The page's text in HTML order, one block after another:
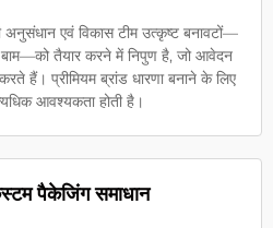
अनुसंधान एवं विकास टीम उत्कृष्ट बनावटों—
बाम—को तैयार करने में निपुण है, जो आवेदन
हैं। प्रीमियम ब्रांड धारणा बनाने के लिए
आवश्यकता होती है।
पैकेजिंग समाधान